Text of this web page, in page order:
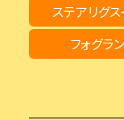
ステアリグ
フォグラ